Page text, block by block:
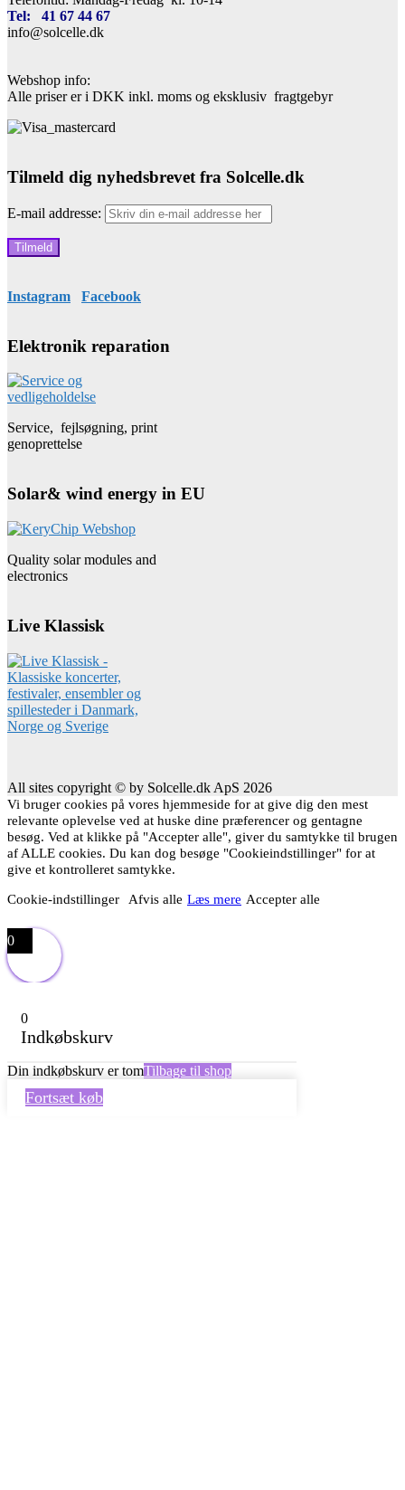
Tel: 41 67 44 67
info@solcelle.dk
Webshop info:
Alle priser er i DKK inkl. moms og eksklusiv fragtgebyr
Tilmeld dig nyhedsbrevet fra Solcelle.dk
E-mail addresse:
Instagram Facebook
Elektronik reparation
Service, fejlsøgning, print
genoprettelse
Solar& wind energy in EU
Quality solar modules and
electronics
Live Klassisk
All sites copyright © by Solcelle.dk ApS 2026
Vi bruger cookies på vores hjemmeside for at give dig den mest
relevante oplevelse ved at huske dine præferencer og gentagne
besøg. Ved at klikke på "Accepter alle", giver du samtykke til brugen
af ALLE cookies. Du kan dog besøge "Cookieindstillinger" for at
give et kontrolleret samtykke.
Cookie-indstillinger Afvis alle Læs mere Accepter alle
0
0
Indkøbskurv
Din indkøbskurv er tomTilbage til shop
Fortsæt køb